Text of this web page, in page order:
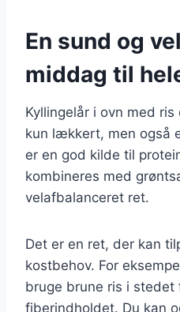
En sund og
middag til
Kyllingelår i ovn med
kun lækkert, men også
er en god kilde til
kombineres med
velafbalanceret ret.
Det er en ret, der kan
kostbehov. For
bruge brune ris i stedet
fiberindholdet. Du kan